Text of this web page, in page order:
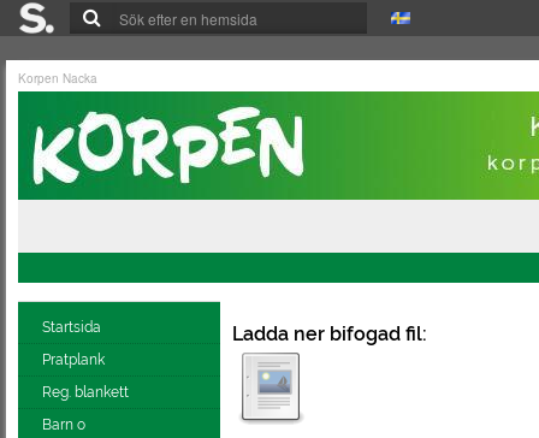
Korpen Nacka
Startsida
Pratplank
Reg. blankett
Barn o
Ladda ner bifogad fil: